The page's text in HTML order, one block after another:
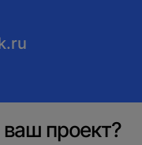
проект?